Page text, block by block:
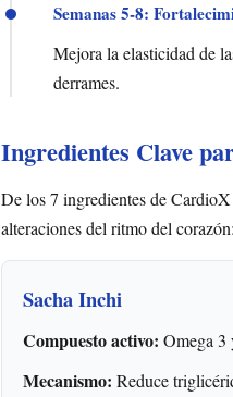
Semanas 5-8:
Mejora la elasticidad de
derrames.
Ingredientes Clave
De los 7 ingredientes de
alteraciones del ritmo del corazón:
Sacha Inchi
Compuesto activo: Omega
Mecanismo: Reduce